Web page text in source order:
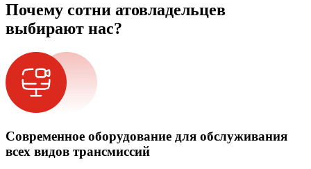
Почему сотни атовладельцев
выбирают нас?
Современное оборудование для обслуживания
всех видов трансмиссий